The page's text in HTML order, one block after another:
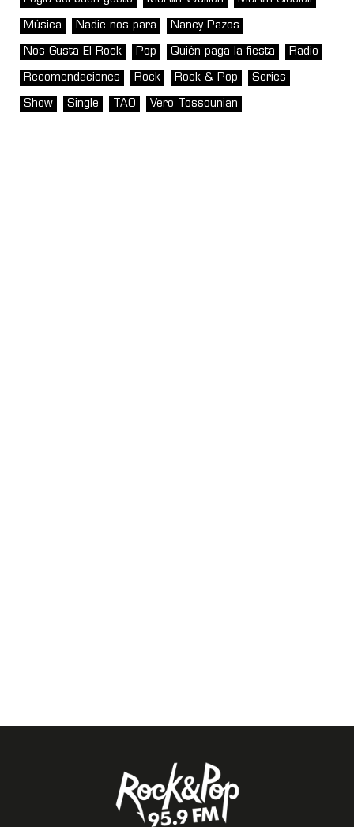
Música Nadie nos para Nancy Pazos
Nos Gusta El Rock Pop Quién paga la fiesta Radio
Recomendaciones Rock Rock & Pop Series
Show Single TAO Vero Tossounian